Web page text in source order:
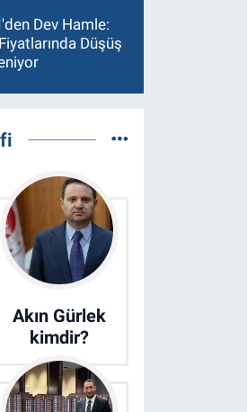
Dev Hamle:
Düşüş
Akın Gürlek
kimdir?